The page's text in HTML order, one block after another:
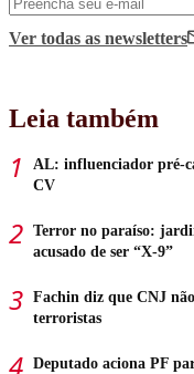
Ver todas as newsletters
Leia também
AL: influenciador pré-
CV
Terror no paraíso:
acusado de ser “X-9”
Fachin diz que CNJ
terroristas
Deputado aciona PF